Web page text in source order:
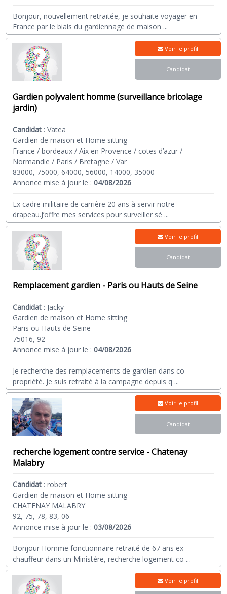
Bonjour, nouvellement retraitée, je souhaite voyager en
France par le biais du gardiennage de maison ...
Gardien polyvalent homme (surveillance bricolage
jardin)
Candidat :Vatea
Gardien de maison et Home sitting
France / bordeaux / Aix en Provence / cotes d’azur /
Normandie / Paris / Bretagne / Var
83000, 75000, 64000, 56000, 14000, 35000
Annonce mise à jour le :04/08/2026
Ex cadre militaire de carrière 20 ans à servir notre
drapeau.J’offre mes services pour surveiller sé ...
Voir le profil
Candidat
Remplacement gardien - Paris ou Hauts de Seine
Candidat : Jacky
Gardien de maison et Home sitting
Paris ou Hauts de Seine
75016, 92
Annonce mise à jour le :04/08/2026
Je recherche des remplacements de gardien dans co-
propriété. Je suis retraité à la campagne depuis q ...
Voir le profil
Candidat
recherche logement contre service - Chatenay
Malabry
Candidat :robert
Gardien de maison et Home sitting
CHATENAY MALABRY
92, 75, 78, 83, 06
Annonce mise à jour le :03/08/2026
Bonjour Homme fonctionnaire retraité de 67 ans ex
chauffeur dans un Ministère, recherche logement co ...
Voir le profil
Candidat
Voir le profil